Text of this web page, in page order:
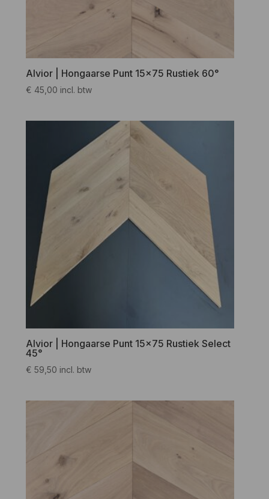
Alvior | Hongaarse Punt 15×75 Rustiek 60°
€ 45,00 incl. btw
Alvior | Hongaarse Punt 15×75 Rustiek Select
45°
€ 59,50 incl. btw